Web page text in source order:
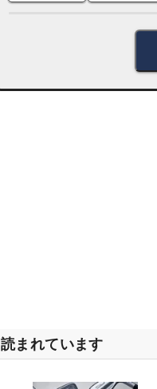
読まれています